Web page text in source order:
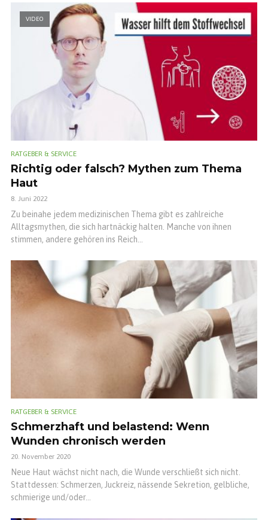
VIDEO
RATGEBER & SERVICE
Richtig oder falsch? Mythen zum Thema
Haut
8. Juni 2022
Zu beinahe jedem medizinischen Thema gibt es zahlreiche
Alltagsmythen, die sich hartnäckig halten. Manche von ihnen
stimmen, andere gehören ins Reich...
RATGEBER & SERVICE
Schmerzhaft und belastend: Wenn
Wunden chronisch werden
20. November 2020
Neue Haut wächst nicht nach, die Wunde verschließt sich nicht.
Stattdessen: Schmerzen, Juckreiz, nässende Sekretion, gelbliche,
schmierige und/oder...